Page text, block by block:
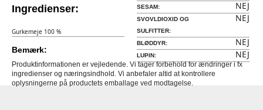
Ingredienser:
Gurkemeje 100 %
SESAM: NEJ
SVOVLDIOXID OG
SULFITTER:
NEJ
BLØDDYR: NEJ
LUPIN: NEJ
Bemærk:
Produktinformationen er vejledende. Vi tager forbehold for ændringer i fx
ingredienser og næringsindhold. Vi anbefaler altid at kontrollere
oplysningerne på productets emballage ved modtagelse.